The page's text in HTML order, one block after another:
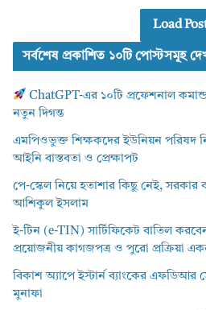
Load
সর্বশেষ প্রকাশিত ১০টি পোস্টসমূহ
ChatGPT-এর ১০টি প্রফেশনাল
নতুন দিগন্ত
এমপিওভুক্ত শিক্ষকদের ইউনিয়ন পরিষদ
আইনি বাস্তবতা ও প্রেক্ষাপট
পে-স্কেল নিয়ে হতাশার কিছু নেই, সরকার
আশিকুল ইসলাম
ই-টিন (e-TIN) সার্টিফিকেট বাতিল
প্রয়োজনীয় কাগজপত্র ও পুরো প্রক্রিয়া
বিকাশ অ্যাপে ইস্টার্ন ব্যাংকের এফডিআর
মুনাফা